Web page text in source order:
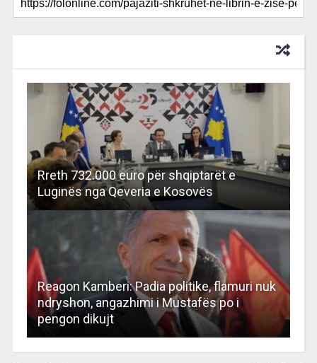
Rreth 732.000 euro për shqiptarët e
Luginës nga Qeveria e Kosovës
Reagon Kamberi: Padia politike, flamuri nuk
ndryshon, angazhimi i Mustafës po i
pengon dikujt